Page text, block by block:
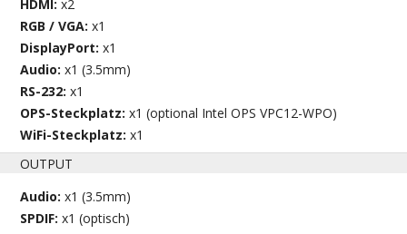
HDMI:x2
RGB / VGA:x1
DisplayPort:x1
Audio:x1 (3.5mm)
RS-232:x1
OPS-Steckplatz:x1 (optional Intel OPS VPC12-WPO)
WiFi-Steckplatz:x1
OUTPUT
Audio:x1 (3.5mm)
SPDIF:x1 (optisch)